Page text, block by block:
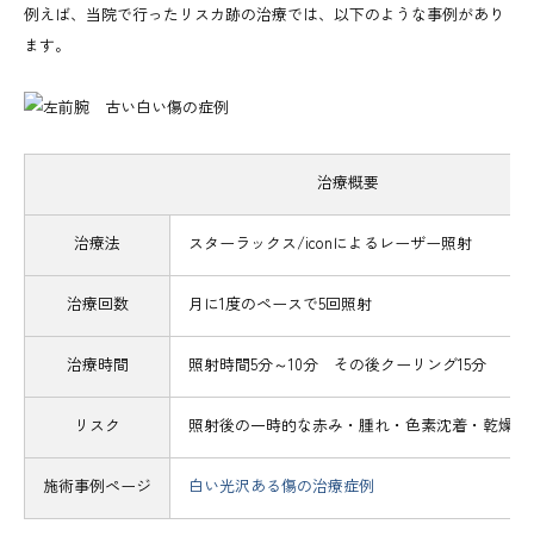
例えば、当院で行ったリスカ跡の治療では、以下のような事例があり
ます。
治療概要
治療法 スターラックス/iconによるレーザー照射
治療回数 月に1度のペースで5回照射
治療時間 照射時間5分～10分 その後クーリング15分
リスク 照射後の一時的な赤み・腫れ・色素沈着・乾燥
施術事例ページ 白い光沢ある傷の治療症例